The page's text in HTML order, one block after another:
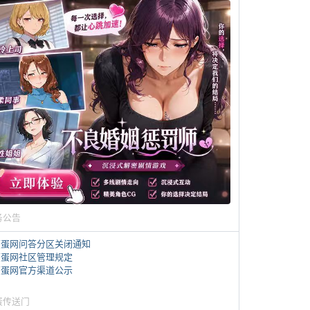
公告
网问答分区关闭通知
网社区管理规定
网官方渠道公示
传送门